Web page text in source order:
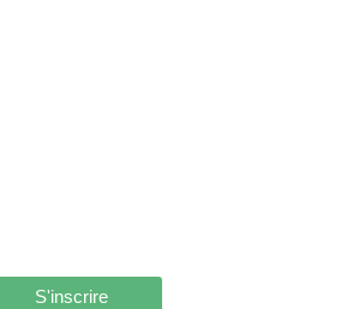
S'inscrire